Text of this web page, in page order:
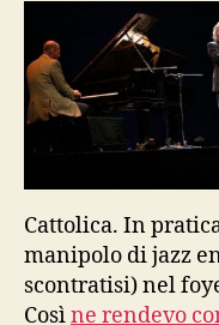
Cattolica. In
manipolo di jazz
scontratisi) nel
Cosìne rendevo